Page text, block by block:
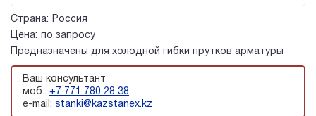
Страна:
Россия
Цена:
по запросу
Предназначены для холодной гибки прутков арматуры
Ваш консультант
моб.: +7 771 780 28 38
e-mail: stanki@kazstanex.kz